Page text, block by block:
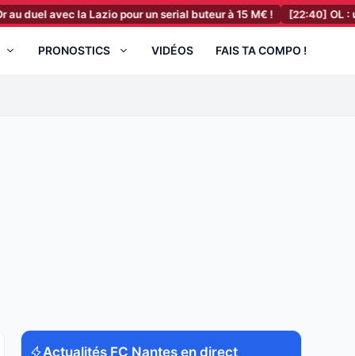
avec la Lazio pour un serial buteur à 15 M€ ! [22:40] OL : un
PRONOSTICS VIDÉOS FAIS TA COMPO !
Actualités FC Nantes en direct